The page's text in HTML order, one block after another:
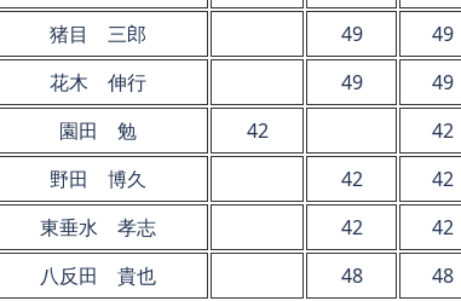
猪目 三郎 49 49
花木 伸行 49 49
園田 勉 42 42
野田 博久 42 42
東垂水 孝志 42 42
八反田 貴也 48 48